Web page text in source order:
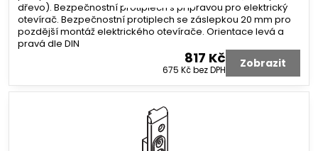
dřevo). Bezpečnostní protiplech s přípravou pro elektrický
otevírač. Bezpečnostní protiplech se záslepkou 20 mm pro
pozdější montáž elektrického otevírače. Orientace levá a
pravá dle DIN
817 Kč
675 Kčbez DPH Zobrazit